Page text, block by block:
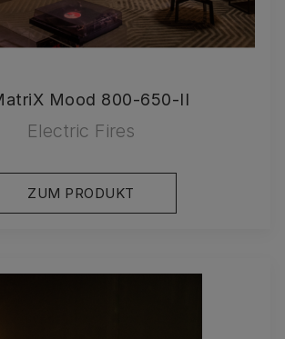
Mood 800-650-II
Electric Fires
ZUM PRODUKT